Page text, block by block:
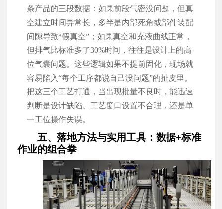
条产品的三段数据：如果前段气密没问题，但真
空建立时间异常长，多半是内部死角或部件装配
间隙导致“假真空”；如果真空和充液曲线正常，
但排气比标准多了30%时间，往往是设计上的高
位气囊问题。这些逻辑如果不提前固化，现场就
容易陷入“每个工序都说自己没问题”的扯皮里。
把这三个工艺打通，当出现批量不良时，能迅速
判断是设计缺陷、工艺窗口设置不合理，还是单
一工位操作失误。
五、落地方法与实用工具：数据+标准
作业的组合拳